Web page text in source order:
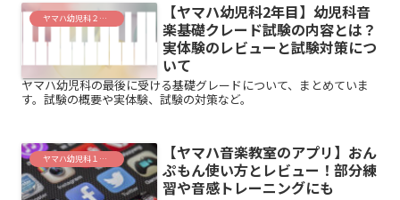
ヤマハ幼児科２年目
【ヤマハ幼児科2年目】幼児科音
楽基礎クレード試験の内容とは？
実体験のレビューと試験対策につ
いて
ヤマハ幼児科の最後に受ける基礎グレードについて、まとめていま
す。試験の概要や実体験、試験の対策など。
ヤマハ幼児科１年目
【ヤマハ音楽教室のアプリ】おん
ぷもん使い方とレビュー！部分練
習や音感トレーニングにも